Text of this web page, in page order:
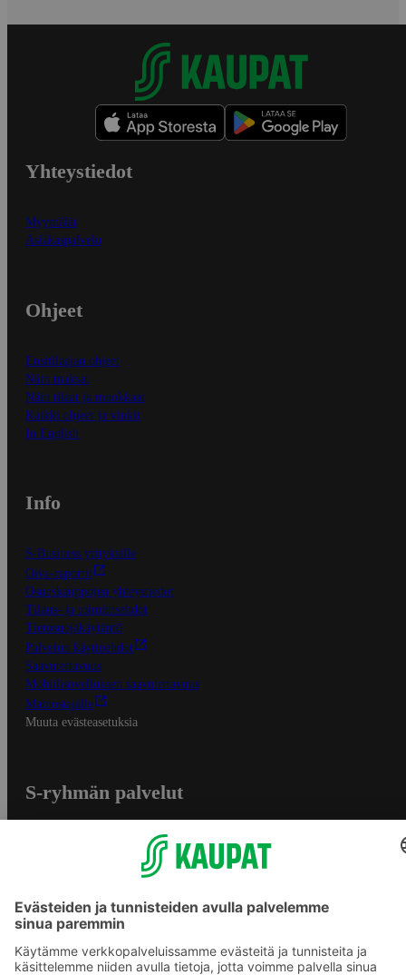
Yhteystiedot
Myymälät
Asiakaspalvelu
Ohjeet
Ensitilaajan ohjeet
Näin maksat
Näin tilaat ja muokkaat
Kaikki ohjeet ja vinkit
In English
Info
S-Business yrityksille
Oiva-raportit
Osuuskauppojen yhteystiedot
Tilaus- ja toimitusehdot
Tietosuojakäytäntö
Palvelun käyttöehdot
Saavutettavuus
Mobiilisovelluksen saavutettavuus
Mainostajalle
Muuta evästeasetuksia
S-ryhmän palvelut
S-ostoslista -sovellus
Prisma.fi
Sokos.fi
S-Pankki